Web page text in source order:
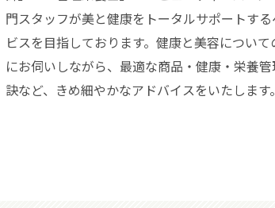
門スタッフが美と健康をトータルサポートす
ビスを目指しております。健康と美容につい
にお伺いしながら、最適な商品・健康・栄養
訣など、きめ細やかなアドバイスをいたします。